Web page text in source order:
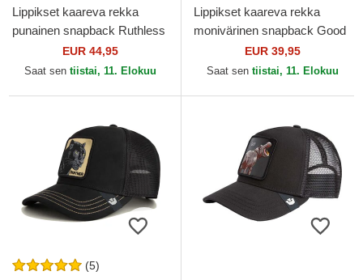
Lippikset kaareva rekka
punainen snapback Ruthless
Buffalo Suede The Farm
Goorin Bros.
EUR 44,95
Saat sen tiistai, 11. Elokuu
Lippikset kaareva rekka
monivärinen snapback Good
Looks Sport The Farm
Goorin Bros.
EUR 39,95
Saat sen tiistai, 11. Elokuu
(5)